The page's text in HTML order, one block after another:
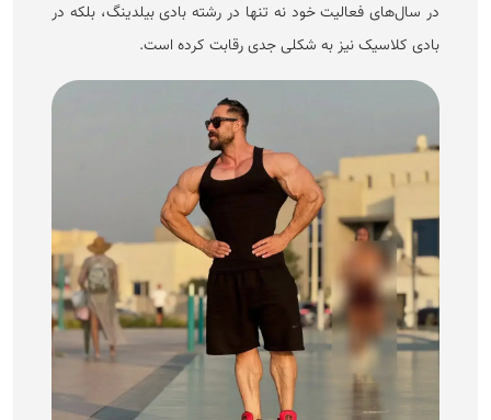
در سال‌های فعالیت خود نه تنها در رشته بادی بیلدینگ، بلکه در
بادی کلاسیک نیز به شکلی جدی رقابت کرده است.